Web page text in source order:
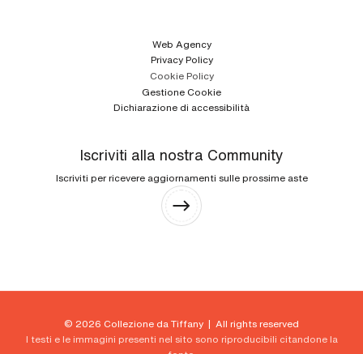
Web Agency
Privacy Policy
Cookie Policy
Gestione Cookie
Dichiarazione di accessibilità
Iscriviti alla nostra Community
Iscriviti per ricevere aggiornamenti sulle prossime aste
© 2026 Collezione da Tiffany | All rights reserved
I testi e le immagini presenti nel sito sono riproducibili citandone la